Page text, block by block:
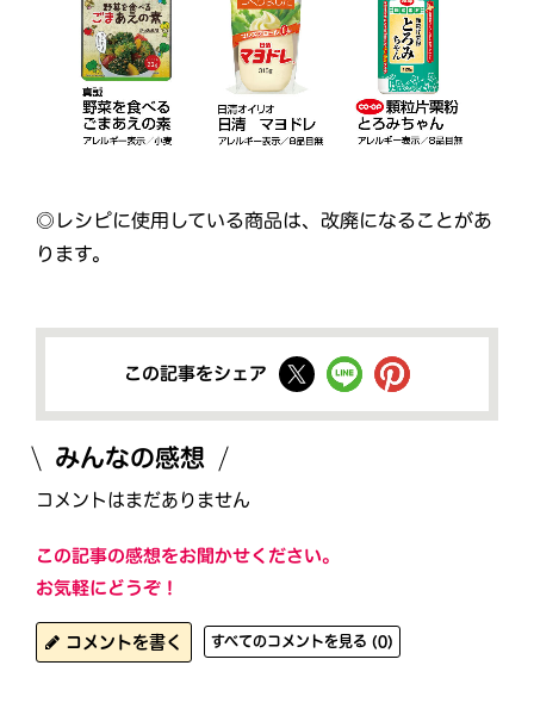
◎レシピに使用している商品は、改廃になることがあ
ります。
この記事をシェア
みんなの感想
コメントはまだありません
この記事の感想をお聞かせください。
お気軽にどうぞ！
コメントを書く すべてのコメントを見る (0)